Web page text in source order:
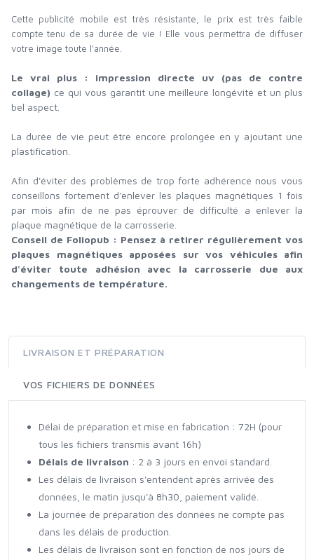
Cette publicité mobile est très résistante, le prix est très faible
compte tenu de sa durée de vie ! Elle vous permettra de diffuser
votre image toute l'année.
Le vrai plus : impression directe uv (pas de contre
collage) ce qui vous garantit une meilleure longévité et un plus
bel aspect.
La durée de vie peut être encore prolongée en y ajoutant une
plastification.
Afin d'éviter des problèmes de trop forte adhérence nous vous
conseillons fortement d'enlever les plaques magnétiques 1 fois
par mois afin de ne pas éprouver de difficulté a enlever la
plaque magnétique de la carrosserie.
Conseil de Foliopub : Pensez à retirer régulièrement vos
plaques magnétiques apposées sur vos véhicules afin
d'éviter toute adhésion avec la carrosserie due aux
changements de température.
LIVRAISON ET PRÉPARATION
VOS FICHIERS DE DONNÉES
Délai de préparation et mise en fabrication : 72H (pour
tous les fichiers transmis avant 16h)
Délais de livraison : 2 à 3 jours en envoi standard.
Les délais de livraison s'entendent après arrivée des
données, le matin jusqu'à 8h30, paiement validé.
La journée de préparation des données ne compte pas
dans les délais de production.
Les délais de livraison sont en fonction de nos jours de